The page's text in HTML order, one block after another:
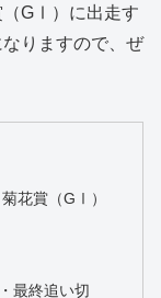
（GⅠ）に出走す
りますので、ぜ
花賞（GⅠ）
最終追い切